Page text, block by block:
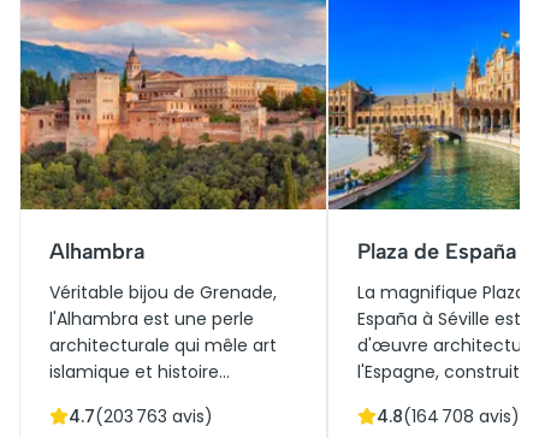
Alhambra
Véritable bijou de Grenade,
l'Alhambra est une perle
architecturale qui mêle art
islamique et histoire
pour l'Alhambra ouvre les
4.7(203 763 avis)
Plaza de España
La magnifique Plaza
España à Séville est
d'œuvre
l'Espagne, construite
de 1929. Elle allie
4.8(164 708 avis)